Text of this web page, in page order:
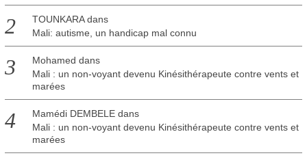
TOUNKARAdans
Mali: autisme, un handicap mal connu
Mohamed dans
Mali : un non-voyant devenu Kinésithérapeute contre vents et
marées
Mamédi DEMBELEdans
Mali : un non-voyant devenu Kinésithérapeute contre vents et
marées